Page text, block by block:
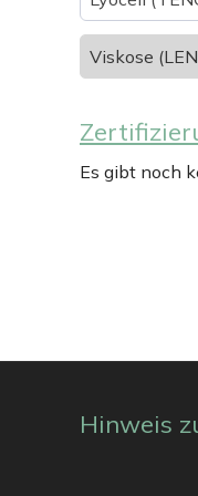
Viskose
Es gibt noch
Hinweis